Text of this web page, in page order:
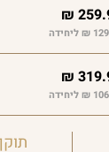
₪
ליחידה
₪
ליחידה